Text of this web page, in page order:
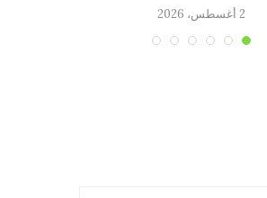
2 أغسطس، 2026